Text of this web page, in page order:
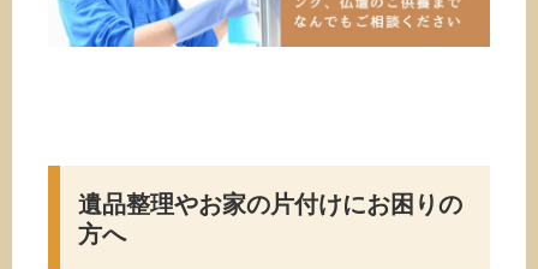
遺品整理やお家の片付けにお困りの
方へ